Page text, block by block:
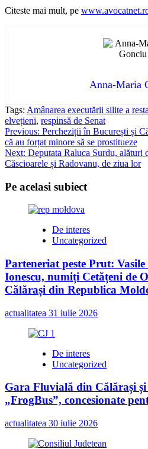
Citeste mai mult, pe
Anna-Maria
Tags: Amânarea executării silite a
elvețieni, respinsă de Senat
Post
navigation
Previous: Percheziții în București și
că au forțat minore să se prostitueze
Next: Deputata Raluca Surdu, alături
Căscioarele și Radovanu, de ziua lor
Pe acelasi subiect
De interes
Uncategorized
Parteneriat peste Prut:
Ionescu, numiți Cetățeni de
Călărași din Republica
actualitatea 31 iulie 2026
De interes
Uncategorized
Gara Fluvială din Călărași
„FrogBus”, concesionate
actualitatea 30 iulie 2026